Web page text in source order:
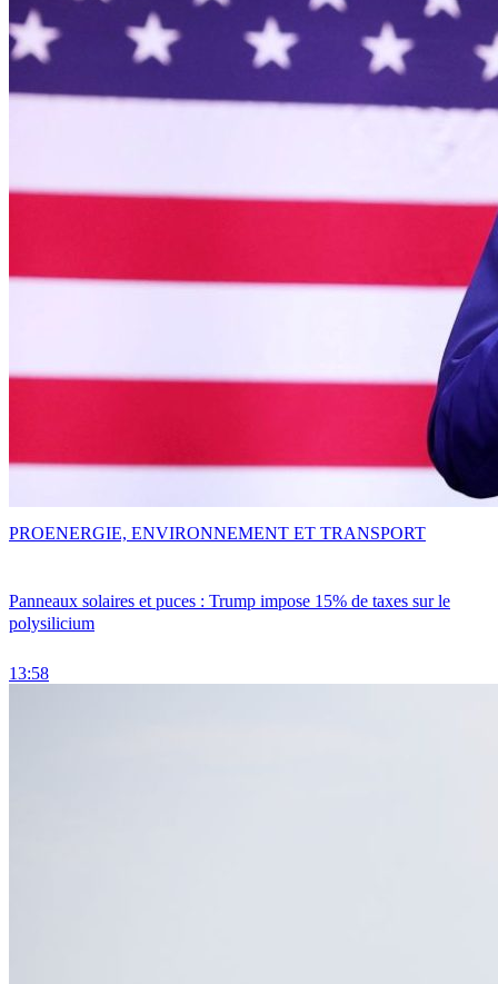
Panneaux solaires et puces : Trump impose 15% de taxes sur le
polysilicium
13:58
PROENERGIE, ENVIRONNEMENT ET TRANSPORT